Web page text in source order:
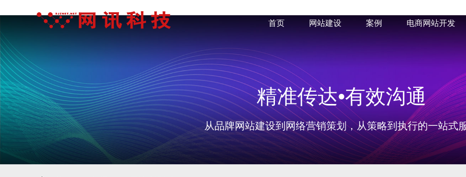
首页 网站建设 案例 电商网站开发
精准传达•有效沟通
从品牌网站建设到网络营销策划，从策略到执行的一站式